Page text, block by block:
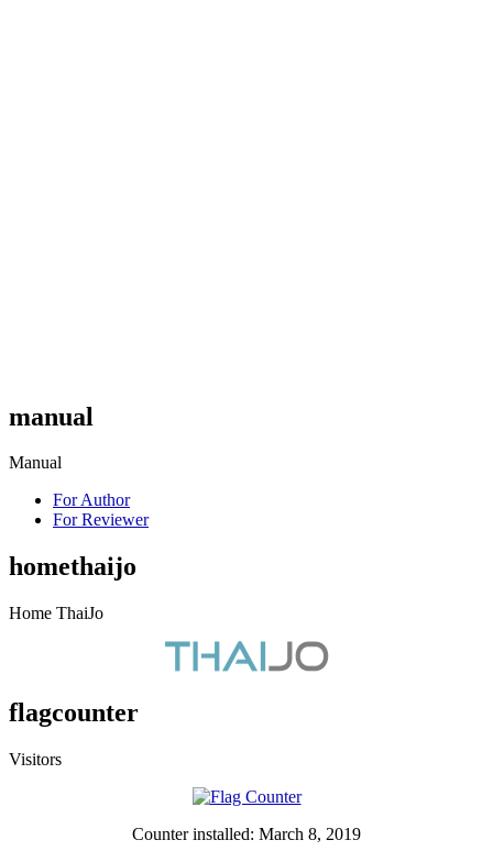
manual
Manual
For Author
For Reviewer
homethaijo
Home ThaiJo
flagcounter
Visitors
Counter installed: March 8, 2019